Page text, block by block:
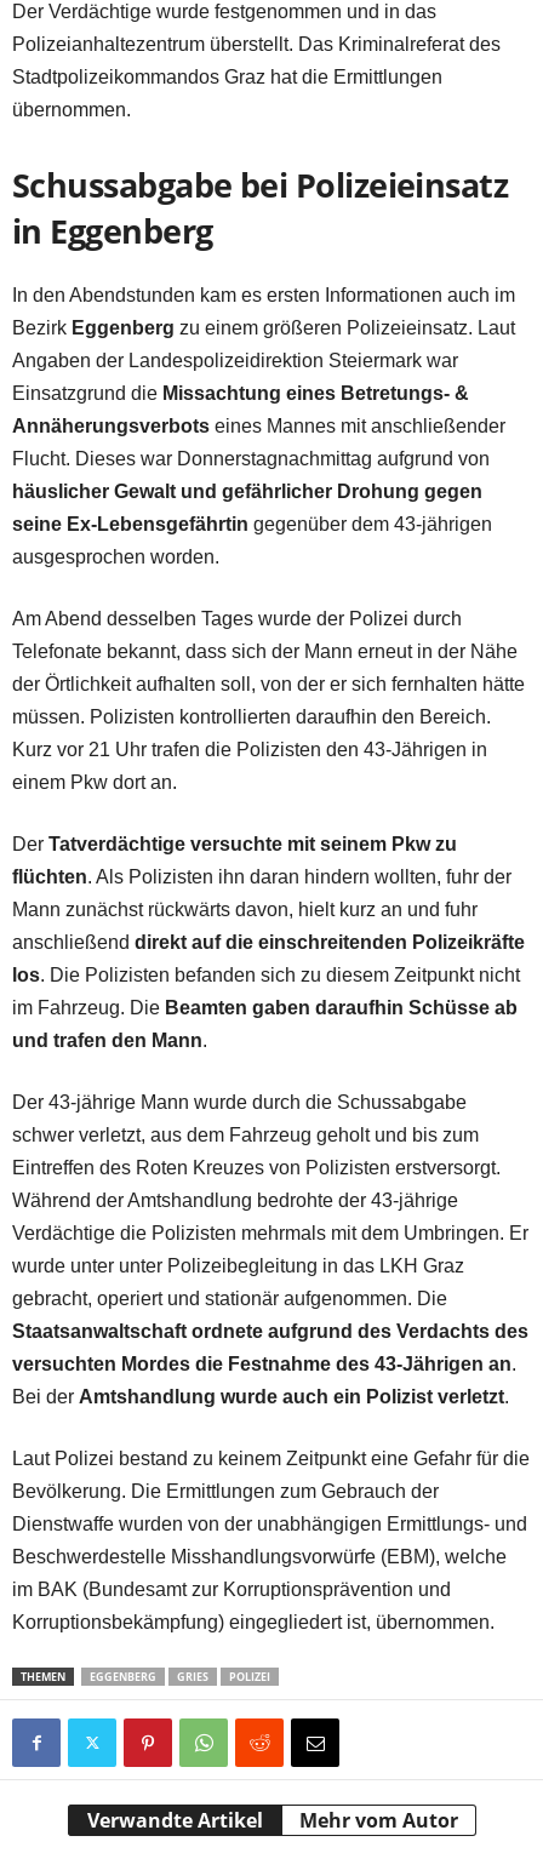
Der Verdächtige wurde festgenommen und in das
Polizeianhaltezentrum überstellt. Das Kriminalreferat des
Stadtpolizeikommandos Graz hat die Ermittlungen
übernommen.
Schussabgabe bei Polizeieinsatz
in Eggenberg
In den Abendstunden kam es ersten Informationen auch im
Bezirk Eggenberg zu einem größeren Polizeieinsatz. Laut
Angaben der Landespolizeidirektion Steiermark war
Einsatzgrund die Missachtung eines Betretungs- &
Annäherungsverbots eines Mannes mit anschließender
Flucht. Dieses war Donnerstagnachmittag aufgrund von
häuslicher Gewalt und gefährlicher Drohung gegen
seine Ex-Lebensgefährtin gegenüber dem 43-jährigen
ausgesprochen worden.
Am Abend desselben Tages wurde der Polizei durch
Telefonate bekannt, dass sich der Mann erneut in der Nähe
der Örtlichkeit aufhalten soll, von der er sich fernhalten hätte
müssen. Polizisten kontrollierten daraufhin den Bereich.
Kurz vor 21 Uhr trafen die Polizisten den 43-Jährigen in
einem Pkw dort an.
Der Tatverdächtige versuchte mit seinem Pkw zu
flüchten. Als Polizisten ihn daran hindern wollten, fuhr der
Mann zunächst rückwärts davon, hielt kurz an und fuhr
anschließend direkt auf die einschreitenden Polizeikräfte
los. Die Polizisten befanden sich zu diesem Zeitpunkt nicht
im Fahrzeug. Die Beamten gaben daraufhin Schüsse ab
und trafen den Mann.
Der 43-jährige Mann wurde durch die Schussabgabe
schwer verletzt, aus dem Fahrzeug geholt und bis zum
Eintreffen des Roten Kreuzes von Polizisten erstversorgt.
Während der Amtshandlung bedrohte der 43-jährige
Verdächtige die Polizisten mehrmals mit dem Umbringen. Er
wurde unter unter Polizeibegleitung in das LKH Graz
gebracht, operiert und stationär aufgenommen. Die
Staatsanwaltschaft ordnete aufgrund des Verdachts des
versuchten Mordes die Festnahme des 43-Jährigen an.
Bei der Amtshandlung wurde auch ein Polizist verletzt.
Laut Polizei bestand zu keinem Zeitpunkt eine Gefahr für die
Bevölkerung. Die Ermittlungen zum Gebrauch der
Dienstwaffe wurden von der unabhängigen Ermittlungs- und
Beschwerdestelle Misshandlungsvorwürfe (EBM), welche
im BAK (Bundesamt zur Korruptionsprävention und
Korruptionsbekämpfung) eingegliedert ist, übernommen.
THEMEN EGGENBERG GRIES POLIZEI
Verwandte Artikel Mehr vom Autor